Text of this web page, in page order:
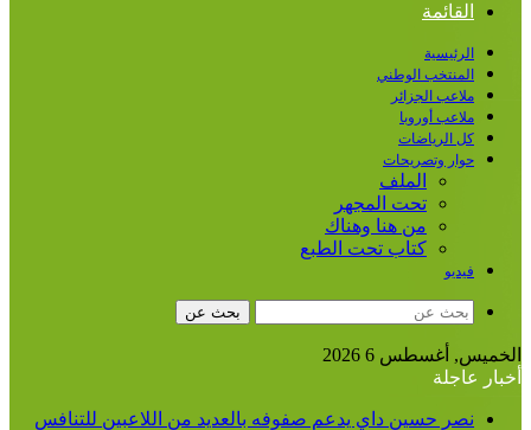
القائمة
الرئيسية
المنتخب الوطني
ملاعب الجزائر
ملاعب أوروبا
كل الرياضات
حوار وتصريحات
الملف
تحت المجهر
من هنا وهناك
كتاب تحت الطبع
فيديو
بحث عن
الخميس, أغسطس 6 2026
أخبار عاجلة
نصر حسين داي يدعم صفوفه بالعديد من اللاعبين للتنافس